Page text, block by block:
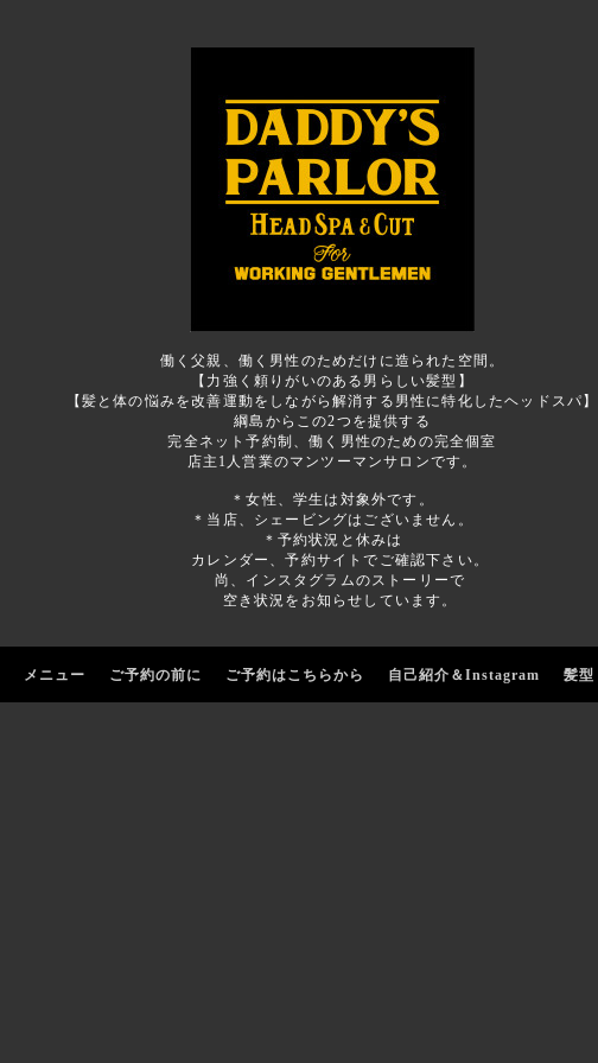
働く父親、働く男性のためだけに造られた空間。
【力強く頼りがいのある男らしい髪型】
【髪と体の悩みを改善運動をしながら解消する男性に特化したヘッドスパ】
綱島からこの2つを提供する
完全ネット予約制、働く男性のための完全個室
店主1人営業のマンツーマンサロンです。
＊女性、学生は対象外です。
＊当店、シェービングはございません。
＊予約状況と休みは
カレンダー、予約サイトでご確認下さい。
尚、インスタグラムのストーリーで
空き状況をお知らせしています。
メニュー ご予約の前に ご予約はこちらから 自己紹介＆Instagram 髪型